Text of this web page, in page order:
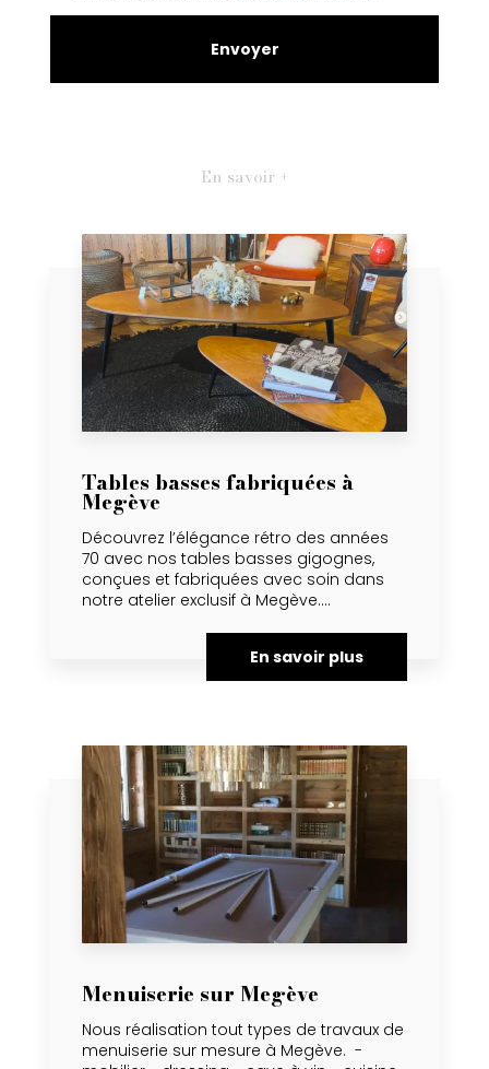
En savoir +
Tables basses fabriquées à
Megève
Découvrez l’élégance rétro des années
70 avec nos tables basses gigognes,
conçues et fabriquées avec soin dans
notre atelier exclusif à Megève....
En savoir plus
Menuiserie sur Megève
Nous réalisation tout types de travaux de
menuiserie sur mesure à Megève. -